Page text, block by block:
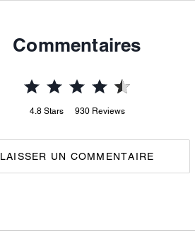
Commentaires
4.8 Stars 930 Reviews
LAISSER UN COMMENTAIRE